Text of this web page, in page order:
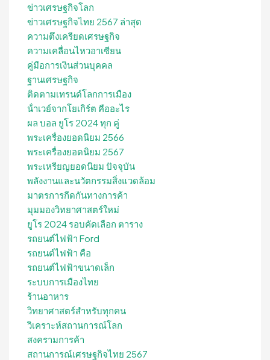
ข่าวเศรษฐกิจโลก
ข่าวเศรษฐกิจไทย 2567 ล่าสุด
ความตึงเครียดเศรษฐกิจ
ความเคลื่อนไหวอาเซียน
คู่มือการเงินส่วนบุคคล
ฐานเศรษฐกิจ
ติดตามเทรนด์โลกการเมือง
น้ําเวย์จากโยเกิร์ต คืออะไร
ผล บอล ยูโร 2024 ทุก คู่
พระเครื่องยอดนิยม 2566
พระเครื่องยอดนิยม 2567
พระเหรียญยอดนิยม ปัจจุบัน
พลังงานและนวัตกรรมสิ่งแวดล้อม
มาตรการกีดกันทางการค้า
มุมมองวิทยาศาสตร์ใหม่
ยูโร 2024 รอบคัดเลือก ตาราง
รถยนต์ไฟฟ้า Ford
รถยนต์ไฟฟ้า คือ
รถยนต์ไฟฟ้าขนาดเล็ก
ระบบการเมืองไทย
ร้านอาหาร
วิทยาศาสตร์สำหรับทุกคน
วิเคราะห์สถานการณ์โลก
สงครามการค้า
สถานการณ์เศรษฐกิจไทย 2567